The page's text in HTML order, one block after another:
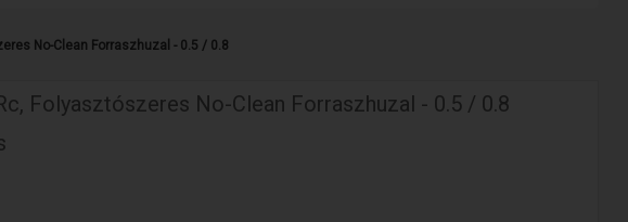
No-Clean Forraszhuzal - 0.5 / 0.8
Folyasztószeres No-Clean Forraszhuzal - 0.5 / 0.8